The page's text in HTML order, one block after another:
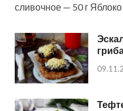
сливочное — 50 г